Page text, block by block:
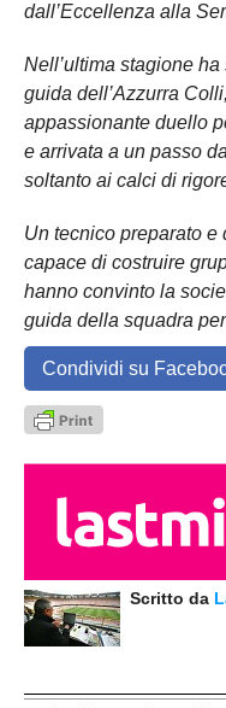
dall’Eccellenza alla
Nell’ultima stagione
guida dell’Azzurra
appassionante duello
e arrivata a un passo
soltanto ai calci di
Un tecnico preparato e
capace di costruire
hanno convinto la
guida della squadra
Condividi su
Scritto da